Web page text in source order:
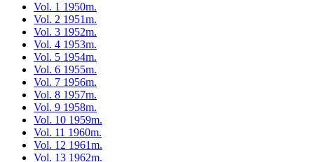
Vol. 1 1950m.
Vol. 2 1951m.
Vol. 3 1952m.
Vol. 4 1953m.
Vol. 5 1954m.
Vol. 6 1955m.
Vol. 7 1956m.
Vol. 8 1957m.
Vol. 9 1958m.
Vol. 10 1959m.
Vol. 11 1960m.
Vol. 12 1961m.
Vol. 13 1962m.